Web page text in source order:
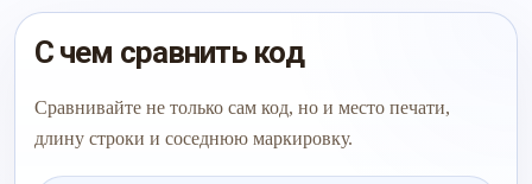
С чем сравнить код
Сравнивайте не только сам код, но и место печати,
длину строки и соседнюю маркировку.